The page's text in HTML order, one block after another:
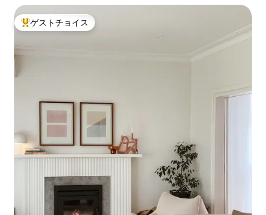
大好評のゲストチョイスです。
ゲストチョイス